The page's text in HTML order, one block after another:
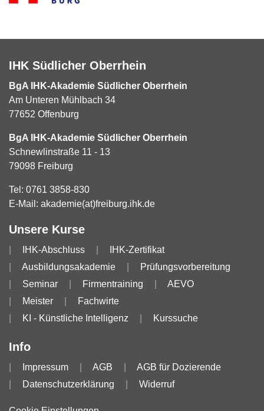
IHK Südlicher Oberrhein
BgA IHK-Akademie Südlicher Oberrhein
Am Unteren Mühlbach 34
77652 Offenburg
BgA IHK-Akademie Südlicher Oberrhein
Schnewlinstraße 11 - 13
79098 Freiburg
Tel: 0761 3858-830
E-Mail: akademie(at)freiburg.ihk.de
Unsere Kurse
IHK-Abschluss
IHK-Zertifikat
Ausbildungsakademie
Prüfungsvorbereitung
Seminar
Firmentraining
AEVO
Meister
Fachwirte
KI - Künstliche Intelligenz
Kurssuche
Info
Impressum AGB
AGB für Dozierende
Datenschutzerklärung
Widerruf